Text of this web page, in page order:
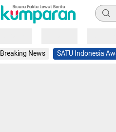
Breaking News SATU Indonesia